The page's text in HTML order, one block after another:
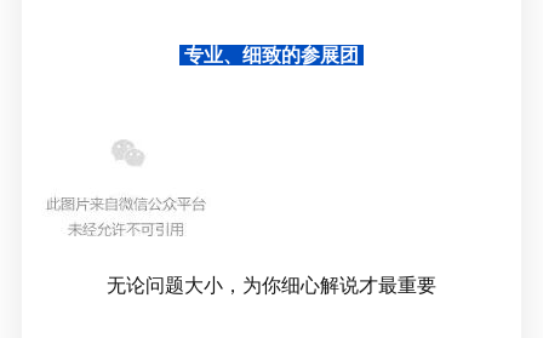
专业、细致的参展团
无论问题大小，为你细心解说才最重要